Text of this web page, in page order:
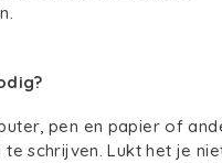
pen en papier of
schrijven. Lukt het je